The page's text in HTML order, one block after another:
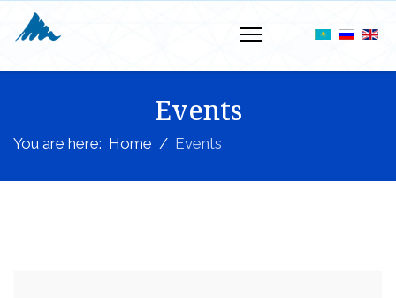
Events
You are here: Home Events